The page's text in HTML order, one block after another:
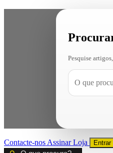
Pesquise
Contacte-nos AssinarLoja Entrar